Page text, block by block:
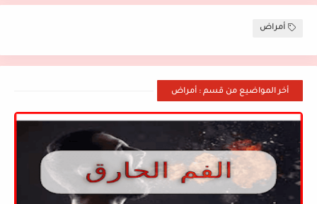
أمراض
أخر المواضيع من قسم : أمراض